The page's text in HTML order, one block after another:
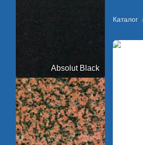
Absolut Black
Каталог